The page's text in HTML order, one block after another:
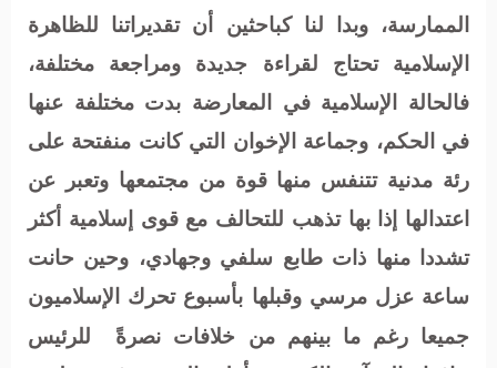
الممارسة، وبدا لنا كباحثين أن تقديراتنا للظاهرة
الإسلامية تحتاج لقراءة جديدة ومراجعة مختلفة،
فالحالة الإسلامية في المعارضة بدت مختلفة عنها
في الحكم، وجماعة الإخوان التي كانت منفتحة على
رئة مدنية تتنفس منها قوة من مجتمعها وتعبر عن
اعتدالها إذا بها تذهب للتحالف مع قوى إسلامية أكثر
تشددا منها ذات طابع سلفي وجهادي، وحين حانت
ساعة عزل مرسي وقبلها بأسبوع تحرك الإسلاميون
جميعا رغم ما بينهم من خلافات نصرةً
للرئيس